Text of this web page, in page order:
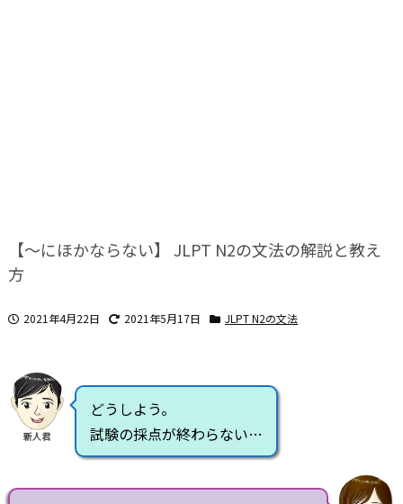
【～にほかならない】 JLPT N2の文法の解説と教え
方
2021年4月22日 2021年5月17日 JLPT N2の文法
新人君
どうしよう。
試験の採点が終わらない…